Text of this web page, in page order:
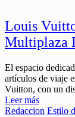
Louis
Multiplaza
El espacio
artículos de viaje
Vuitton, con un
Leer más
Redaccion Estilo